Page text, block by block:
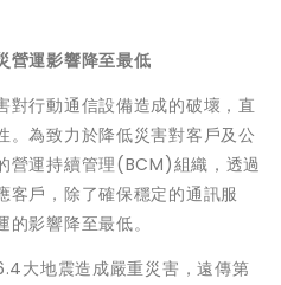
營運影響降至最低
對行動通信設備造成的破壞，直
。為致力於降低災害對客戶及公
營運持續管理(BCM)組織，透過
客戶，除了確保穩定的通訊服
影響降至最低。
大地震造成嚴重災害，遠傳第